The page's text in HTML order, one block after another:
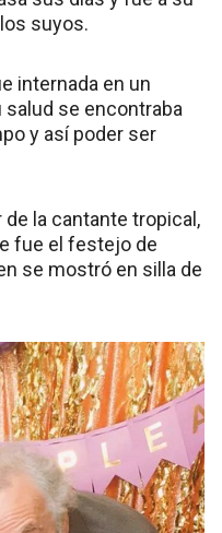
suyos.
internada en un
se encontraba
y así poder ser
la cantante tropical,
fue el festejo de
se mostró en silla de